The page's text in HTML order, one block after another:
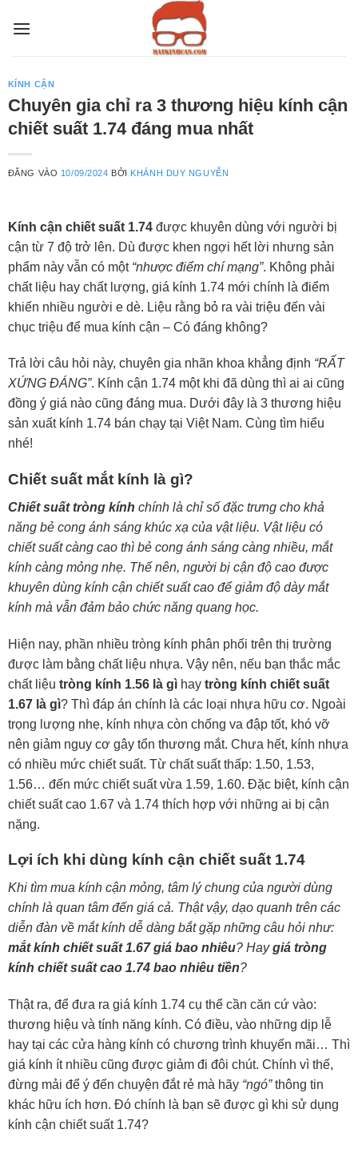
qua
KÍNH CẬN
Chuyên gia chỉ ra 3 thương hiệu kính cận
chiết suất 1.74 đáng mua nhất
ĐĂNG VÀO 10/09/2024 BỞI KHÁNH DUY NGUYỄN
Kính cận chiết suất 1.74được khuyên dùng với người bị
cận từ 7 độ trở lên. Dù được khen ngợi hết lời nhưng sản
phẩm này vẫn có một “nhược điểm chí mạng”. Không phải
chất liệu hay chất lượng, giá kính 1.74 mới chính là điểm
khiến nhiều người e dè. Liệu rằng bỏ ra vài triệu đến vài
chục triệu để mua kính cận – Có đáng không?
Trả lời câu hỏi này, chuyên gia nhãn khoa khẳng định “RẤT
XỨNG ĐÁNG”. Kính cận 1.74 một khi đã dùng thì ai ai cũng
đồng ý giá nào cũng đáng mua. Dưới đây là 3 thương hiệu
sản xuất kính 1.74 bán chạy tại Việt Nam. Cùng tìm hiểu
nhé!
Chiết suất mắt kính là gì?
Chiết suất tròng kính chính là chỉ số đặc trưng cho khả
năng bẻ cong ánh sáng khúc xạ của vật liệu. Vật liệu có
chiết suất càng cao thì bẻ cong ánh sáng càng nhiều, mắt
kính càng mỏng nhẹ. Thế nên, người bị cận độ cao được
khuyên dùng kính cận chiết suất cao để giảm độ dày mắt
kính mà vẫn đảm bảo chức năng quang học.
Hiện nay, phần nhiều tròng kính phân phối trên thị trường
được làm bằng chất liệu nhựa. Vậy nên, nếu bạn thắc mắc
chất liệu tròng kính 1.56 là gìhay tròng kính chiết suất
1.67 là gì? Thì đáp án chính là các loại nhựa hữu cơ. Ngoài
trọng lượng nhẹ, kính nhựa còn chống va đập tốt, khó vỡ
nên giảm nguy cơ gây tổn thương mắt. Chưa hết, kính nhựa
có nhiều mức chiết suất. Từ chất suất thấp: 1.50, 1.53,
1.56… đến mức chiết suất vừa 1.59, 1.60. Đặc biệt, kính cận
chiết suất cao 1.67 và 1.74 thích hợp với những ai bị cận
nặng.
Lợi ích khi dùng kính cận chiết suất 1.74
Khi tìm mua kính cận mỏng, tâm lý chung của người dùng
chính là quan tâm đến giá cả. Thật vậy, dạo quanh trên các
diễn đàn về mắt kính dễ dàng bắt gặp những câu hỏi như:
mắt kính chiết suất 1.67 giá bao nhiêu? Haygiá tròng
kính chiết suất cao 1.74 bao nhiêu tiền?
Thật ra, để đưa ra giá kính 1.74 cụ thể cần căn cứ vào:
thương hiệu và tính năng kính. Có điều, vào những dịp lễ
hay tại các cửa hàng kính có chương trình khuyến mãi… Thì
giá kính ít nhiều cũng được giảm đi đôi chút. Chính vì thế,
đừng mải để ý đến chuyện đắt rẻ mà hãy “ngó”thông tin
khác hữu ích hơn. Đó chính là bạn sẽ được gì khi sử dụng
kính cận chiết suất 1.74?